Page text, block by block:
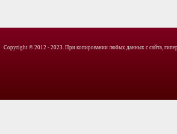
Copyright © 2012 - 2023. При копировании любых данных с сайта,